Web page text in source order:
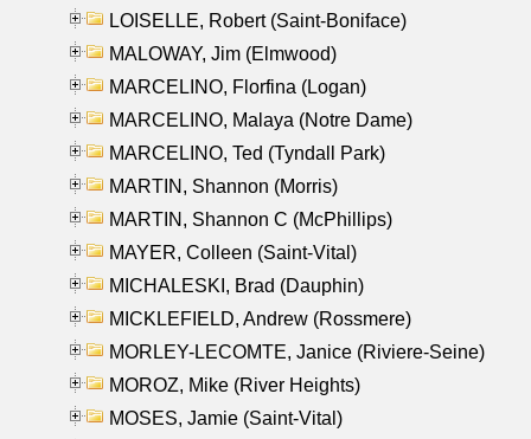
LOISELLE, Robert (Saint-Boniface)
MALOWAY, Jim (Elmwood)
MARCELINO, Florfina (Logan)
MARCELINO, Malaya (Notre Dame)
MARCELINO, Ted (Tyndall Park)
MARTIN, Shannon (Morris)
MARTIN, Shannon C (McPhillips)
MAYER, Colleen (Saint-Vital)
MICHALESKI, Brad (Dauphin)
MICKLEFIELD, Andrew (Rossmere)
MORLEY-LECOMTE, Janice (Riviere-Seine)
MOROZ, Mike (River Heights)
MOSES, Jamie (Saint-Vital)